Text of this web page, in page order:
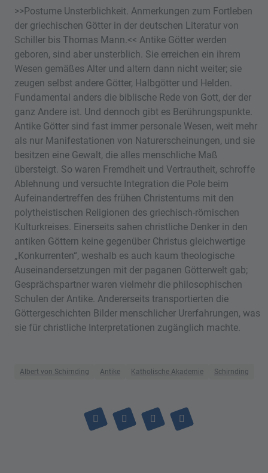
>>Postume Unsterblichkeit. Anmerkungen zum Fortleben
der griechischen Götter in der deutschen Literatur von
Schiller bis Thomas Mann.<< Antike Götter werden
geboren, sind aber unsterblich. Sie erreichen ein ihrem
Wesen gemäßes Alter und altern dann nicht weiter; sie
zeugen selbst andere Götter, Halbgötter und Helden.
Fundamental anders die biblische Rede von Gott, der der
ganz Andere ist. Und dennoch gibt es Berührungspunkte.
Antike Götter sind fast immer personale Wesen, weit mehr
als nur Manifestationen von Naturerscheinungen, und sie
besitzen eine Gewalt, die alles menschliche Maß
übersteigt. So waren Fremdheit und Vertrautheit, schroffe
Ablehnung und versuchte Integration die Pole beim
Aufeinandertreffen des frühen Christentums mit den
polytheistischen Religionen des griechisch-römischen
Kulturkreises. Einerseits sahen christliche Denker in den
antiken Göttern keine gegenüber Christus gleichwertige
„Konkurrenten“, weshalb es auch kaum theologische
Auseinandersetzungen mit der paganen Götterwelt gab;
Gesprächspartner waren vielmehr die philosophischen
Schulen der Antike. Andererseits transportierten die
Göttergeschichten Bilder menschlicher Urerfahrungen, was
sie für christliche Interpretationen zugänglich machte.
Albert von Schirnding Antike Katholische Akademie Schirnding